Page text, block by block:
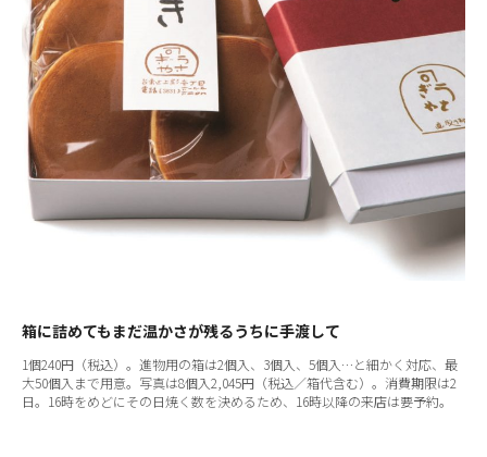
箱に詰めてもまだ温かさが残るうちに手渡して
1個240円（税込）。進物用の箱は2個入、3個入、5個入…と細かく対応、最
大50個入まで用意。写真は8個入2,045円（税込／箱代含む）。消費期限は2
日。16時をめどにその日焼く数を決めるため、16時以降の来店は要予約。